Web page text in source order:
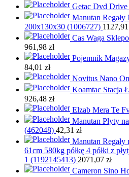
Getac Dvd
Manutan
200x130x30 (1006727) 1127,91
Cas Waga
961,98 zł
Pojemnik
84,01 zł
Novitus Nano
Koamtac Stacja
926,48 zł
Elzab Mera Te
Manutan Płyty
(462048) 42,31 zł
Manutan
61cm 580kg półkę 4 półki z
1 (1192145413) 2071,07 zł
Cameron Sino